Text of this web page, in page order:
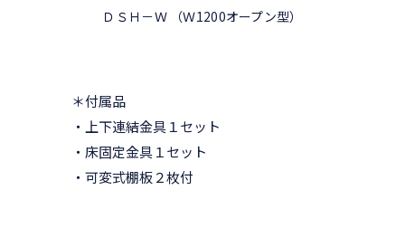
ＤＳＨ－Ｗ （Ｗ1200オープン型）
＊付属品
・上下連結金具１セット
・床固定金具１セット
・可変式棚板２枚付